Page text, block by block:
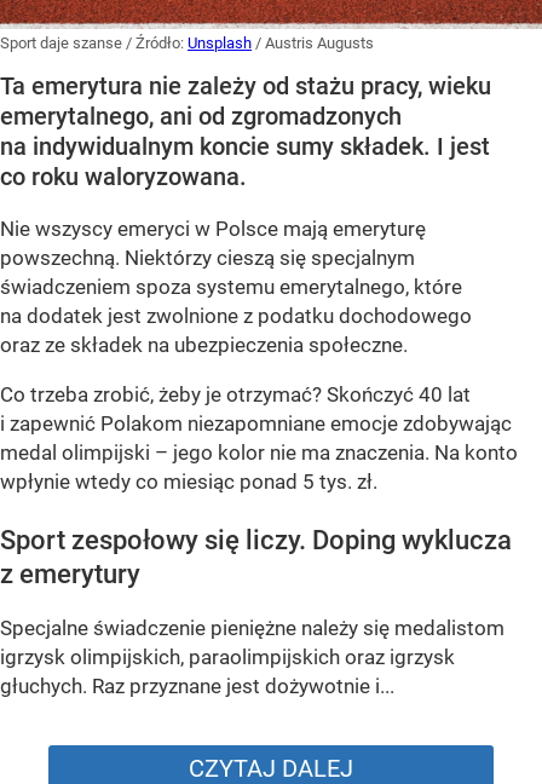
Sport daje szanse / Źródło: Unsplash / Austris Augusts
Ta emerytura nie zależy od stażu pracy, wieku
emerytalnego, ani od zgromadzonych
na indywidualnym koncie sumy składek. I jest
co roku waloryzowana.
Nie wszyscy emeryci w Polsce mają emeryturę
powszechną. Niektórzy cieszą się specjalnym
świadczeniem spoza systemu emerytalnego, które
na dodatek jest zwolnione z podatku dochodowego
oraz ze składek na ubezpieczenia społeczne.
Co trzeba zrobić, żeby je otrzymać? Skończyć 40 lat
i zapewnić Polakom niezapomniane emocje zdobywając
medal olimpijski – jego kolor nie ma znaczenia. Na konto
wpłynie wtedy co miesiąc ponad 5 tys. zł.
Sport zespołowy się liczy. Doping wyklucza
z emerytury
Specjalne świadczenie pieniężne należy się medalistom
igrzysk olimpijskich, paraolimpijskich oraz igrzysk
głuchych. Raz przyznane jest dożywotnie i...
CZYTAJ DALEJ